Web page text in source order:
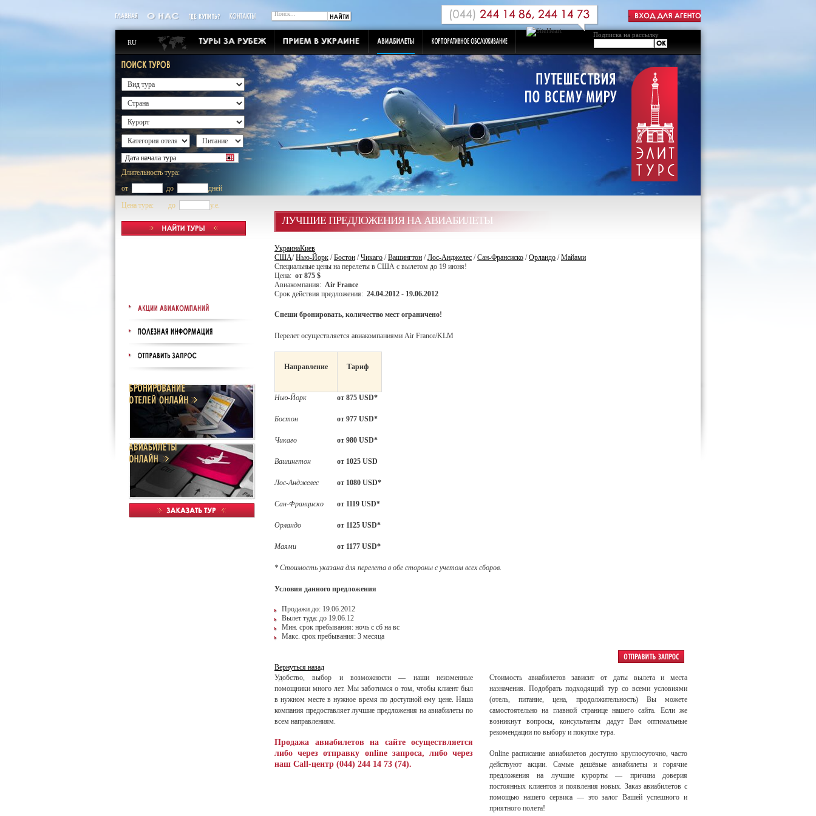
RU
Подписка на рассылку
Длительность тура:
от
до
дней
Цена тура: до
y.e.
ЛУЧШИЕ ПРЕДЛОЖЕНИЯ НА АВИАБИЛЕТЫ
УкраинаКиев
США/Нью-Йорк /Бостон /Чикаго /Вашингтон /Лос-Анджелес /Сан-Франсиско /Орландо /Майами
Специальные цены на перелеты в США с вылетом до 19 июня!
Цена: от 875 $
Авиакомпания: Air France
Срок действия предложения: 24.04.2012 - 19.06.2012
Спеши бронировать, количество мест ограничено!
Перелет осуществляется авиакомпаниями Air France/KLM
Направление Тариф
Нью-Йорк от 875 USD*
Бостон от 977 USD*
Чикаго от 980 USD*
Вашингтон от 1025 USD
Лос-Анджелес от 1080 USD*
Сан-Франциско от 1119 USD*
Орландо от 1125 USD*
Маями от 1177 USD*
* Стоимость указана для перелета в обе стороны с учетом всех сборов.
Условия данного предложения
Продажи до: 19.06.2012
Вылет туда: до 19.06.12
Мин. срок пребывания: ночь с сб на вс
Макс. срок пребывания: 3 месяца
Вернуться назад
Удобство, выбор и возможности — наши неизменные
помощники много лет. Мы заботимся о том, чтобы клиент был
в нужном месте в нужное время по доступной ему цене. Наша
компания предоставляет лучшие предложения на авиабилеты по
всем направлениям.
Продажа авиабилетов на сайте осуществляется
либо через отправку online запроса, либо через
наш Call-центр (044) 244 14 73 (74).
Стоимость авиабилетов зависит от даты вылета и места
назначения. Подобрать подходящий тур со всеми условиями
(отель, питание, цена, продолжительность) Вы можете
самостоятельно на главной странице нашего сайта. Если же
возникнут вопросы, консультанты дадут Вам оптимальные
рекомендации по выбору и покупке тура.
Оnline расписание авиабилетов доступно круглосуточно, часто
действуют акции. Самые дешёвые авиабилеты и горячие
предложения на лучшие курорты — причина доверия
постоянных клиентов и появления новых. Заказ авиабилетов с
помощью нашего сервиса — это залог Вашей успешного и
приятного полета!